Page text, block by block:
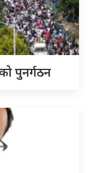
पुनर्गठन